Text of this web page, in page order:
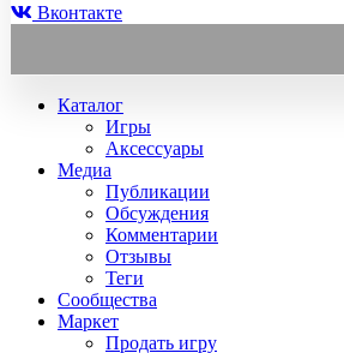
Вконтакте
Каталог
Игры
Аксессуары
Медиа
Публикации
Обсуждения
Комментарии
Отзывы
Теги
Сообщества
Маркет
Продать игру